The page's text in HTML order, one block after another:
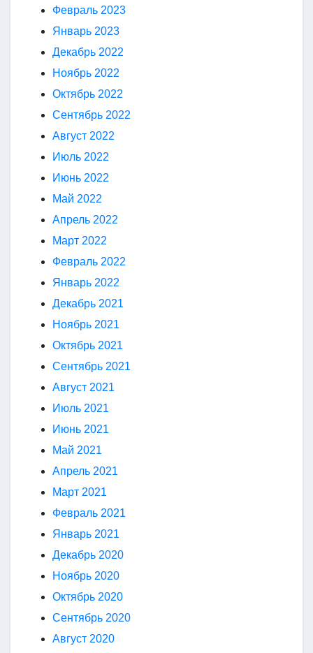
Февраль 2023
Январь 2023
Декабрь 2022
Ноябрь 2022
Октябрь 2022
Сентябрь 2022
Август 2022
Июль 2022
Июнь 2022
Май 2022
Апрель 2022
Март 2022
Февраль 2022
Январь 2022
Декабрь 2021
Ноябрь 2021
Октябрь 2021
Сентябрь 2021
Август 2021
Июль 2021
Июнь 2021
Май 2021
Апрель 2021
Март 2021
Февраль 2021
Январь 2021
Декабрь 2020
Ноябрь 2020
Октябрь 2020
Сентябрь 2020
Август 2020